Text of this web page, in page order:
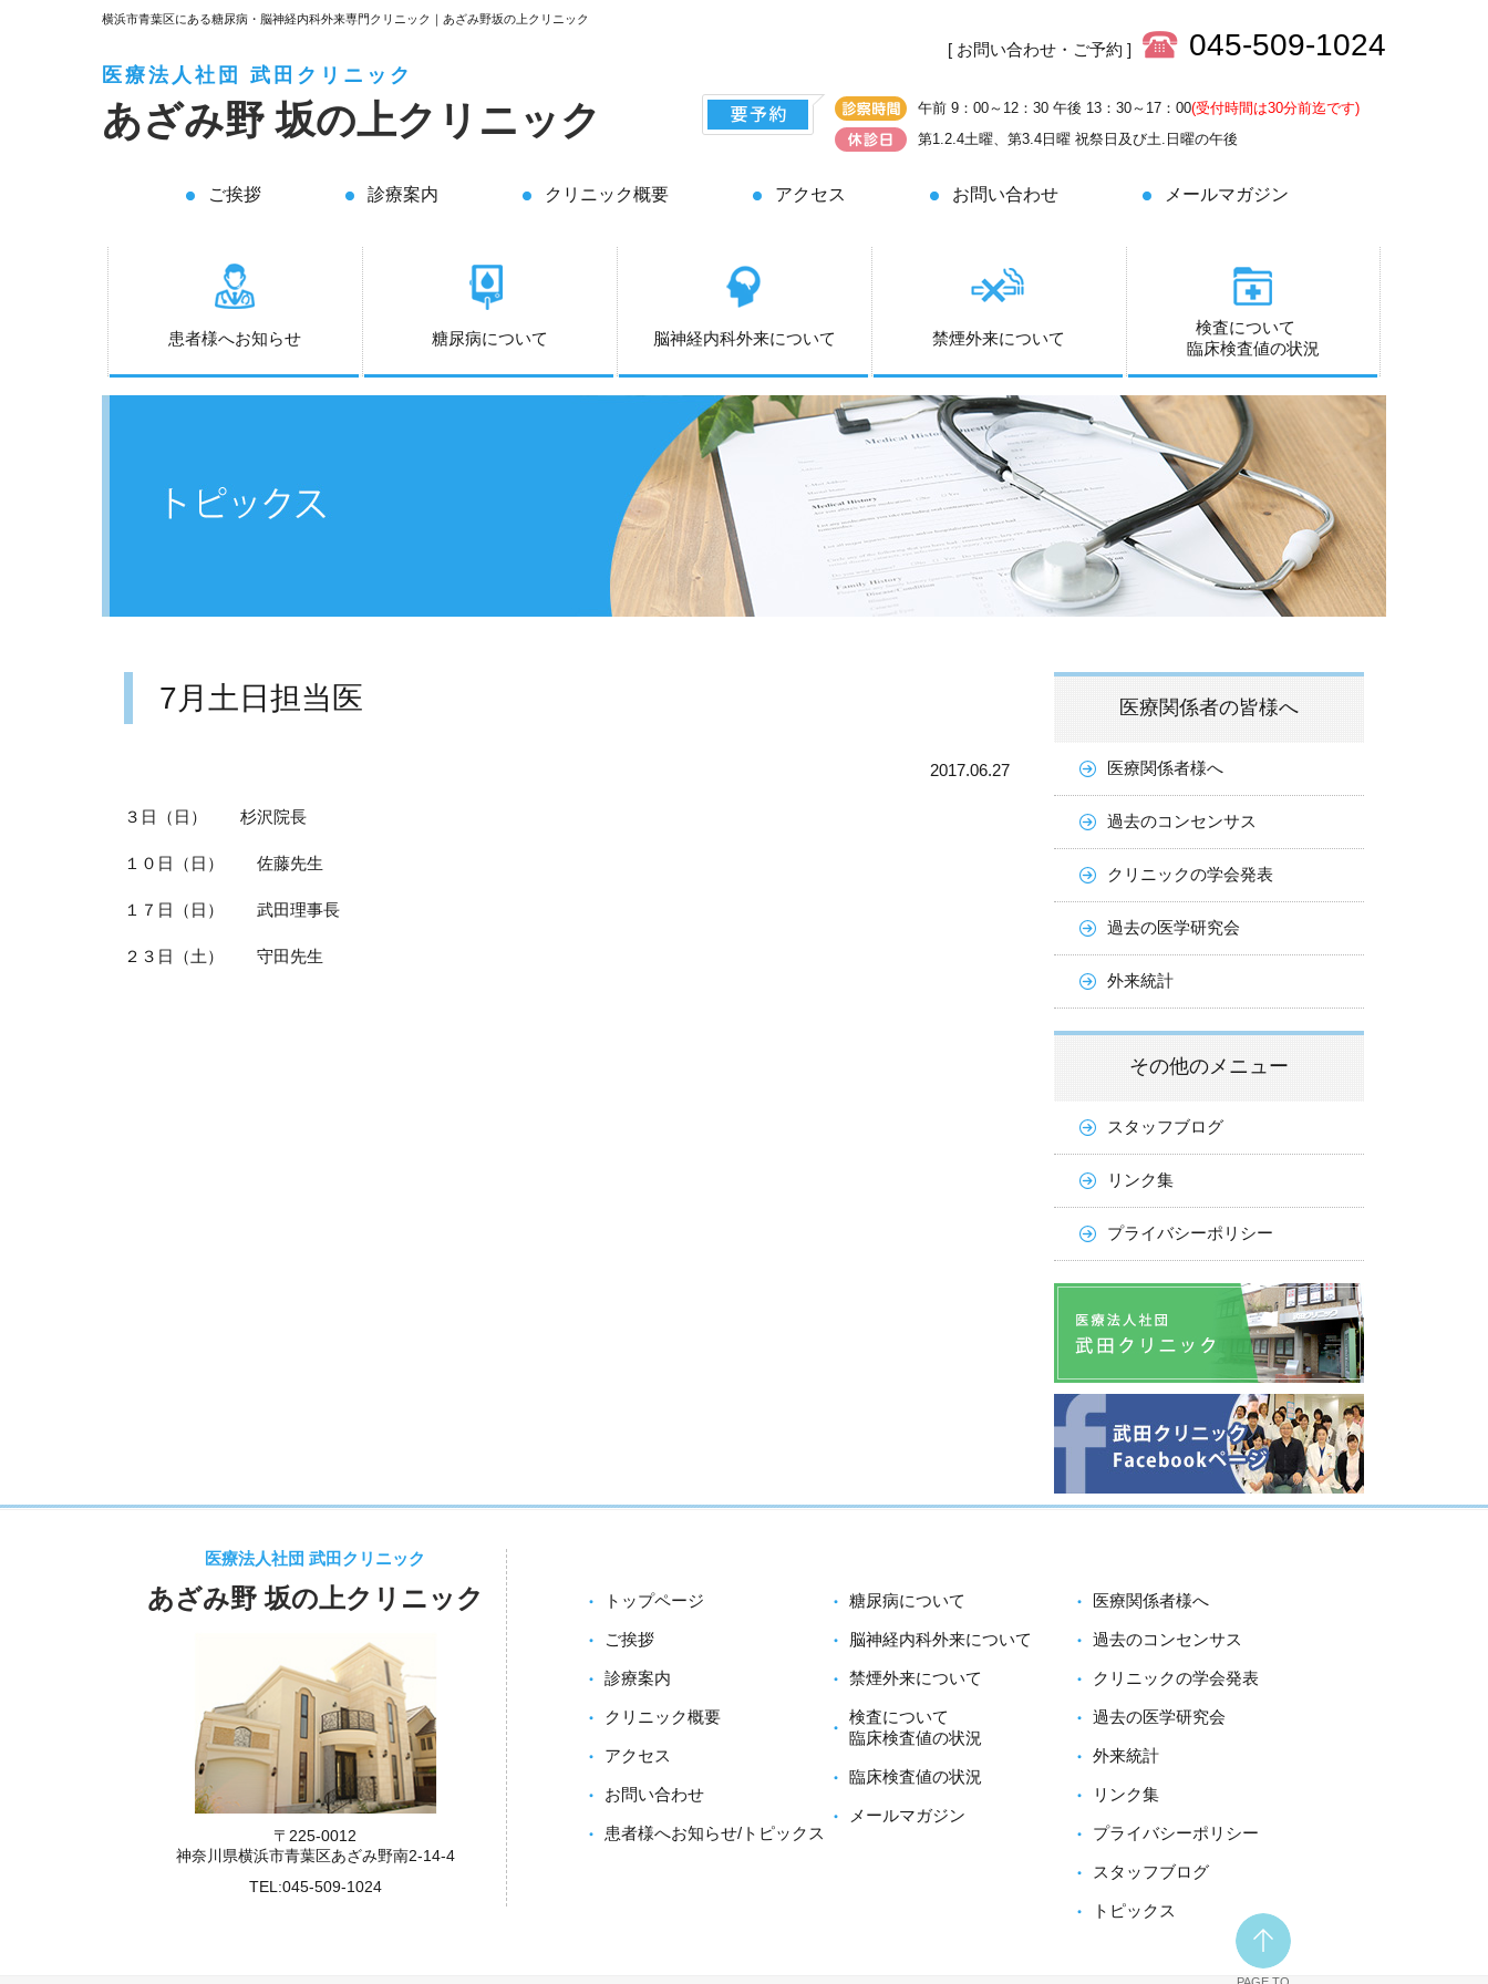
横浜市青葉区にある糖尿病・脳神経内科外来専門クリニック｜あざみ野坂の上クリニック
医療法人社団 武田クリニック
あざみ野坂の上クリニック
[ お問い合わせ・ご予約 ] 045-509-1024
午前 9：00～12：30 午後 13：30～17：00(受付時間は30分前迄です)
第1.2.4土曜、第3.4日曜 祝祭日及び土.日曜の午後
ご挨拶 診療案内 クリニック概要 アクセス お問い合わせ メールマガジン
患者様へお知らせ 糖尿病について 脳神経内科外来について 禁煙外来について
検査について
臨床検査値の状況
7月土日担当医
2017.06.27
３日（日） 杉沢院長
１０日（日） 佐藤先生
１７日（日） 武田理事長
２３日（土） 守田先生
医療関係者の皆様へ
医療関係者様へ
過去のコンセンサス
クリニックの学会発表
過去の医学研究会
外来統計
その他のメニュー
スタッフブログ
リンク集
プライバシーポリシー
トップページ
ご挨拶
診療案内
クリニック概要
アクセス
お問い合わせ
患者様へお知らせ/トピックス
糖尿病について
脳神経内科外来について
禁煙外来について
検査について
臨床検査値の状況
臨床検査値の状況
メールマガジン
医療関係者様へ
過去のコンセンサス
クリニックの学会発表
過去の医学研究会
外来統計
リンク集
プライバシーポリシー
スタッフブログ
トピックス
医療法人社団 武田クリニック
あざみ野 坂の上クリニック
〒225-0012
神奈川県横浜市青葉区あざみ野南2-14-4
TEL:045-509-1024